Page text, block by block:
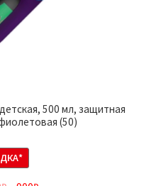
500 мл, защитная
(50)